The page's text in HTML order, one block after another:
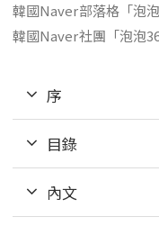
韓國Naver部落格「泡
韓國Naver社團「泡泡
序
目錄
內文